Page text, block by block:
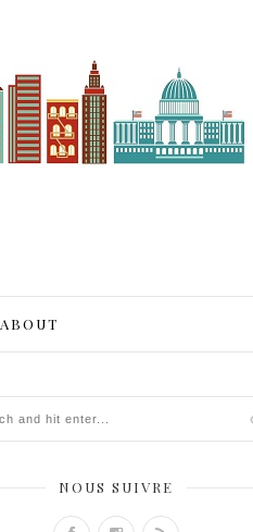
ABOUT
NOUS SUIVRE